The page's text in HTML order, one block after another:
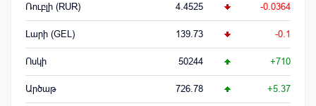
Ռուբլի (RUR) 4.4525 -0.0364
Լարի (GEL) 139.73 -0.1
Ոսկի 50244 +710
Արծաթ 726.78 +5.37